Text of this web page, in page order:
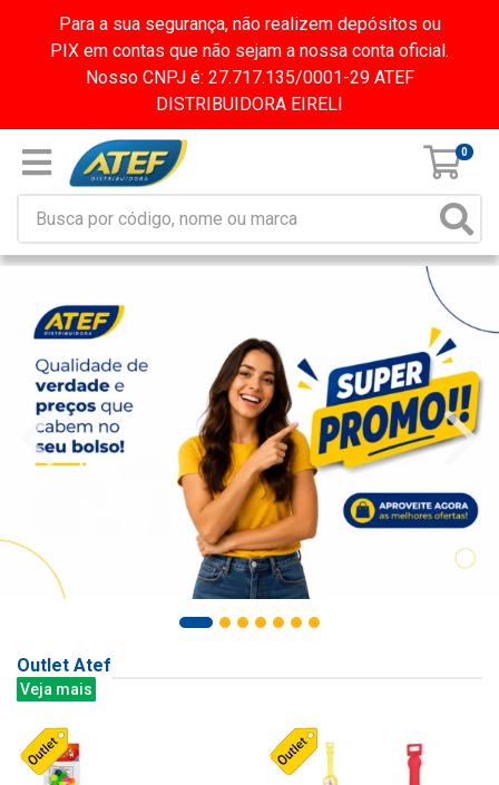
Para a sua segurança, não realizem depósitos ou
PIX em contas que não sejam a nossa conta oficial.
Nosso CNPJ é: 27.717.135/0001-29 ATEF
DISTRIBUIDORA EIRELI
0
Outlet Atef
Veja mais